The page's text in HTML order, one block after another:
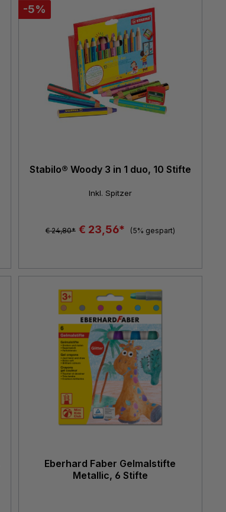
-5%
Stabilo® Woody 3 in 1 duo, 10 Stifte
Inkl. Spitzer
€ 24,80* € 23,56* (5% gespart)
Eberhard Faber Gelmalstifte
Metallic, 6 Stifte